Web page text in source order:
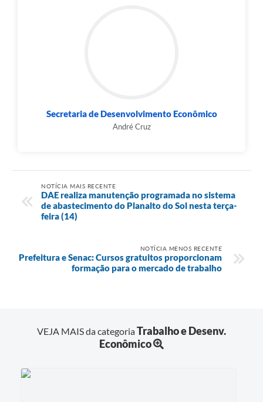
Secretaria de Desenvolvimento Econômico
André Cruz
NOTÍCIA MAIS RECENTE
DAE realiza manutenção programada no sistema
de abastecimento do Planalto do Sol nesta terça-
feira (14)
NOTÍCIA MENOS RECENTE
Prefeitura e Senac: Cursos gratuitos proporcionam
formação para o mercado de trabalho
VEJA MAIS da categoriaTrabalho e Desenv.
Econômico